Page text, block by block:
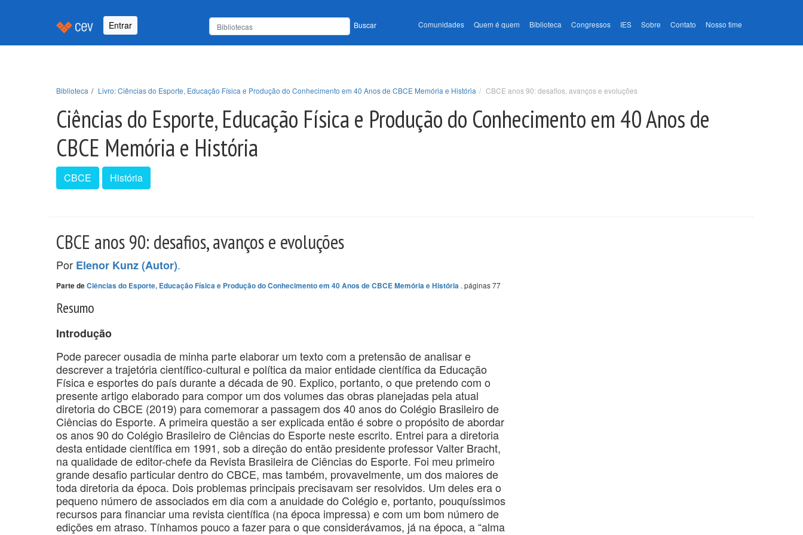
Entrar Buscar Comunidades Quem é quem Biblioteca Congressos IES Sobre Contato Nosso time
Biblioteca Livro: Ciências do Esporte, Educação Física e Produção do Conhecimento em 40 Anos de CBCE Memória e História CBCE anos 90: desafios, avanços e evoluções
Ciências do Esporte, Educação Física e Produção do Conhecimento em 40 Anos de
CBCE Memória e História
CBCE História
CBCE anos 90: desafios, avanços e evoluções
Por Elenor Kunz (Autor).
Parte deCiências do Esporte, Educação Física e Produção do Conhecimento em 40 Anos de CBCE Memória e História . páginas 77
Resumo
Introdução
Pode parecer ousadia de minha parte elaborar um texto com a pretensão de analisar e
descrever a trajetória científico-cultural e política da maior entidade científica da Educação
Física e esportes do país durante a década de 90. Explico, portanto, o que pretendo com o
presente artigo elaborado para compor um dos volumes das obras planejadas pela atual
diretoria do CBCE (2019) para comemorar a passagem dos 40 anos do Colégio Brasileiro de
Ciências do Esporte. A primeira questão a ser explicada então é sobre o propósito de abordar
os anos 90 do Colégio Brasileiro de Ciências do Esporte neste escrito. Entrei para a diretoria
desta entidade científica em 1991, sob a direção do então presidente professor Valter Bracht,
na qualidade de editor-chefe da Revista Brasileira de Ciências do Esporte. Foi meu primeiro
grande desafio particular dentro do CBCE, mas também, provavelmente, um dos maiores de
toda diretoria da época. Dois problemas principais precisavam ser resolvidos. Um deles era o
pequeno número de associados em dia com a anuidade do Colégio e, portanto, pouquíssimos
recursos para financiar uma revista científica (na época impressa) e com um bom número de
edições em atraso. Tínhamos pouco a fazer para o que considerávamos, já na época, a “alma